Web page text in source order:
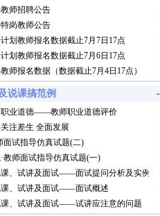
师招聘公告
岗教师公告
划教师报名数据截止7月7日17点
划教师报名数据截止7月6日17点
师报名数据（数据截止7月4日17点）
说课搞范例
职业道德——教师职业道德评价
注差生 全面发展
面试指导仿真试题(二)
教师面试指导仿真试题(一)
、试讲及面试——面试提问分析及实例
课、试讲及面试——面试概述
、试讲及面试——试讲应注意的问题